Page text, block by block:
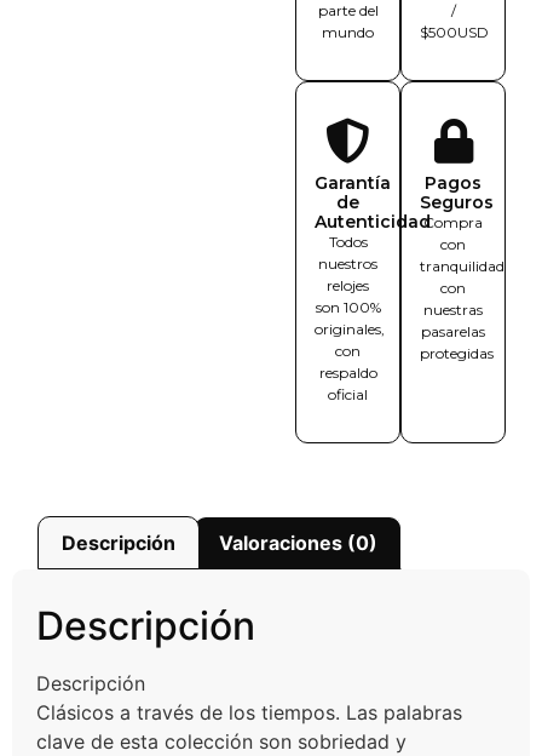
parte del
mundo
/
$500USD
Garantía
de
Autenticidad
Todos
nuestros
relojes
son 100%
originales,
con
respaldo
oficial
Pagos
Seguros
Compra
con
tranquilidad
con
nuestras
pasarelas
protegidas
Descripción Valoraciones (0)
Descripción
Descripción
Clásicos a través de los tiempos. Las palabras
clave de esta colección son sobriedad y